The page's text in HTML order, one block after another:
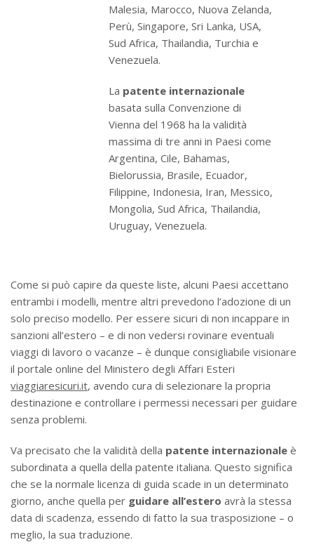
Malesia, Marocco, Nuova Zelanda,
Perù, Singapore, Sri Lanka, USA,
Sud Africa, Thailandia, Turchia e
Venezuela.
La patente internazionale
basata sulla Convenzione di
Vienna del 1968 ha la validità
massima di tre anni in Paesi come
Argentina, Cile, Bahamas,
Bielorussia, Brasile, Ecuador,
Filippine, Indonesia, Iran, Messico,
Mongolia, Sud Africa, Thailandia,
Uruguay, Venezuela.
Come si può capire da queste liste, alcuni Paesi accettano
entrambi i modelli, mentre altri prevedono l’adozione di un
solo preciso modello. Per essere sicuri di non incappare in
sanzioni all’estero – e di non vedersi rovinare eventuali
viaggi di lavoro o vacanze – è dunque consigliabile visionare
il portale online del Ministero degli Affari Esteri
viaggiaresicuri.it, avendo cura di selezionare la propria
destinazione e controllare i permessi necessari per guidare
senza problemi.
Va precisato che la validità della patente internazionale è
subordinata a quella della patente italiana. Questo significa
che se la normale licenza di guida scade in un determinato
giorno, anche quella per guidare all’estero avrà la stessa
data di scadenza, essendo di fatto la sua trasposizione – o
meglio, la sua traduzione.